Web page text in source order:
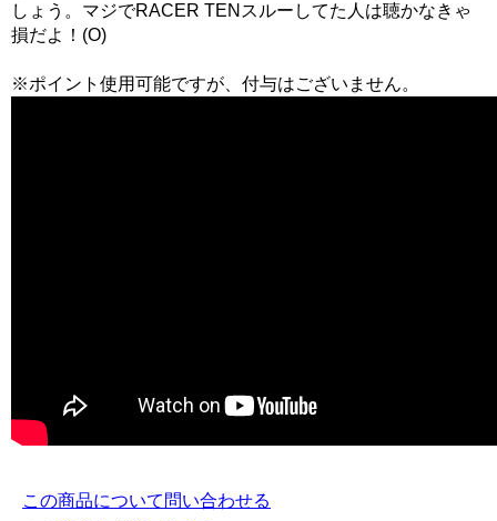
しょう。マジでRACER TENスルーしてた人は聴かなきゃ
損だよ！(O)
※ポイント使用可能ですが、付与はございません。
この商品について問い合わせる